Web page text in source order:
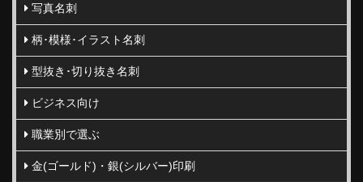
写真名刺
柄･模様･イラスト名刺
型抜き･切り抜き名刺
ビジネス向け
職業別で選ぶ
金(ゴールド)・銀(シルバー)印刷